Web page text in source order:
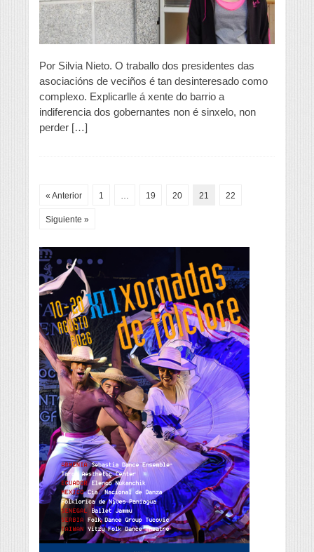
de
nós,
nin
manifestacións
lles
afectan”
Por Silvia Nieto. O traballo dos presidentes das
asociacións de veciños é tan desinteresado como
complexo. Explicarlle á xente do barrio a
indiferencia dos gobernantes non é sinxelo, non
perder […]
« Anterior 1 … 19 20 21 22
Siguiente »